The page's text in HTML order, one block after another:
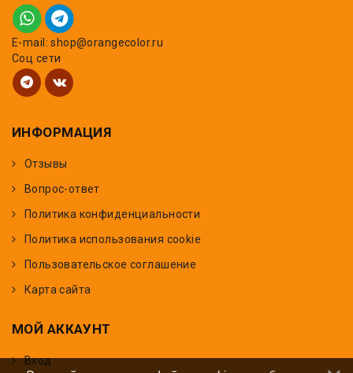
E-mail: shop@orangecolor.ru
Соц сети
ИНФОРМАЦИЯ
Отзывы
Вопрос-ответ
Политика конфиденциальности
Политика использования cookie
Пользовательское соглашение
Карта сайта
МОЙ АККАУНТ
Вход